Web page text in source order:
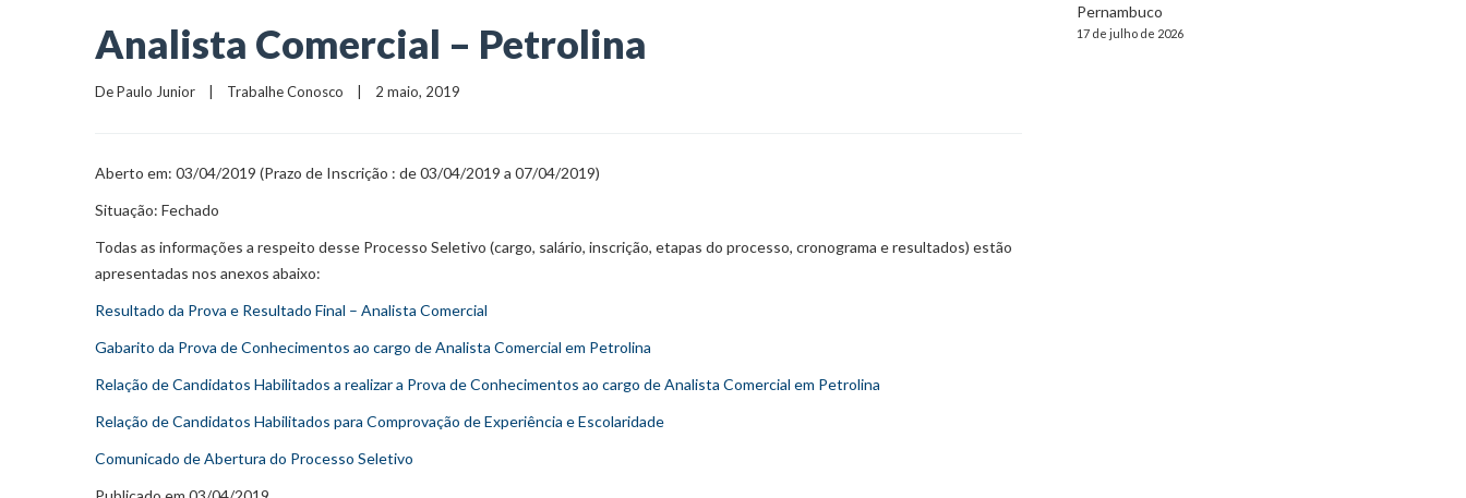
Analista Comercial – Petrolina
De Paulo Junior Trabalhe Conosco
    |    2 maio, 2019
Aberto em: 03/04/2019 (Prazo de Inscrição : de 03/04/2019 a 07/04/2019)
Situação: Fechado
Todas as informações a respeito desse Processo Seletivo (cargo, salário, inscrição, etapas do processo, cronograma e resultados) estão
apresentadas nos anexos abaixo:
Resultado da Prova e Resultado Final – Analista Comercial
Gabarito da Prova de Conhecimentos ao cargo de Analista Comercial em Petrolina
Relação de Candidatos Habilitados a realizar a Prova de Conhecimentos ao cargo de Analista Comercial em Petrolina
Relação de Candidatos Habilitados para Comprovação de Experiência e Escolaridade
Comunicado de Abertura do Processo Seletivo
Pernambuco
17 de julho de 2026